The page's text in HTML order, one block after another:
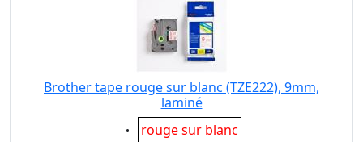
Brother tape rouge sur blanc (TZE222), 9mm,
laminé
Eigenschaft:
rouge sur blanc